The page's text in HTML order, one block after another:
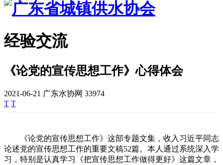
经验交流
《论党的宣传思想工作》心得体会
2021-06-21 广东水协网 33974
T T
《论党的宣传思想工作》这部专题文集，收入习近平同志
论述党的宣传思想工作的重要文稿52篇。本人通过系统深入学
习，特别是认真学习《把宣传思想工作做得更好》这篇文章，